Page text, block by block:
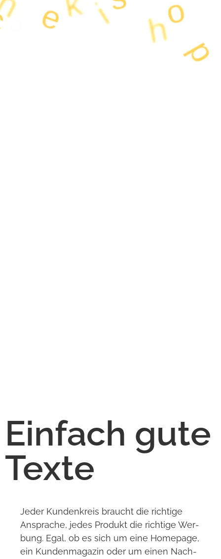
Ein­fach gute
Texte
Jeder Kun­den­kreis braucht die rich­tige
Anspra­che, jedes Pro­dukt die rich­tige Wer­
bung. Egal, ob es sich um eine Home­page,
ein Kun­den­ma­ga­zin oder um einen Nach­